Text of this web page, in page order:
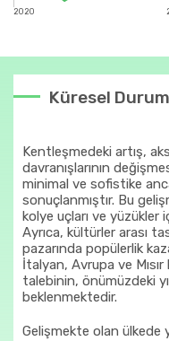
2020
Küresel Durum
Kentleşmedeki artış,
davranışlarının
minimal ve sofistike
sonuçlanmıştır. Bu
kolye uçları ve yüzükler
Ayrıca, kültürler arası
pazarında popülerlik
İtalyan, Avrupa ve
talebinin, önümüzdeki
beklenmektedir.
Gelişmekte olan ülkede